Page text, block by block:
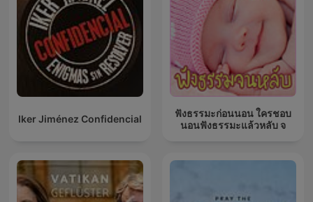
Iker Jiménez Confidencial
ฟังธรรมะก่อนนอน ใครชอบ
นอนฟังธรรมะแล้วหลับ จ